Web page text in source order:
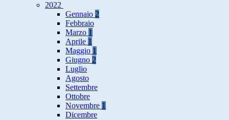
2022
Gennaio 2
Febbraio
Marzo 1
Aprile 1
Maggio 1
Giugno 2
Luglio
Agosto
Settembre
Ottobre
Novembre 1
Dicembre